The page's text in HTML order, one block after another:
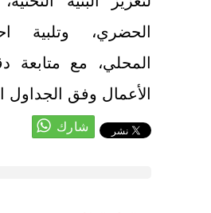
الحضري، وتلبية
المحلي، مع متابعة
الأعمال وفق الجداول